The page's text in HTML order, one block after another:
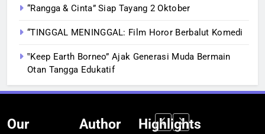
“Rangga & Cinta” Siap Tayang 2 Oktober
“TINGGAL MENINGGAL: Film Horor Berbalut Komedi
‟Keep Earth Borneo” Ajak Generasi Muda Bermain
Otan Tangga Edukatif
Our
Author
Highlights